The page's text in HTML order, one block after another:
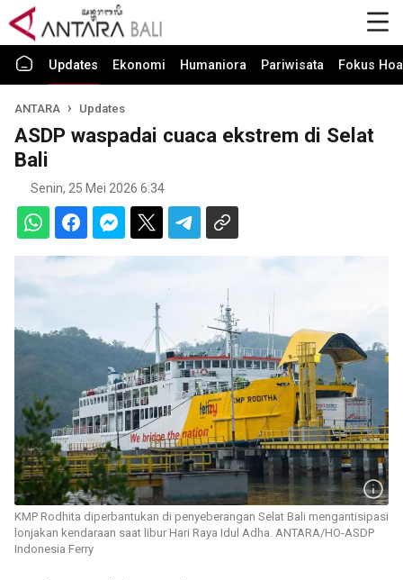
Updates Ekonomi Humaniora Pariwisata Fokus
ANTARA Updates
ASDP waspadai cuaca ekstrem di Selat
Bali
Senin, 25 Mei 2026 6:34
KMP Rodhita diperbantukan di penyeberangan Selat Bali mengantisipasi
lonjakan kendaraan saat libur Hari Raya Idul Adha. ANTARA/HO-ASDP
Indonesia Ferry